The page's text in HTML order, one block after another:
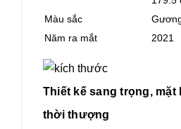
Màu sắc
Năm ra mắt
2021
Thiết kế sang trọng, mặt
thời thượng